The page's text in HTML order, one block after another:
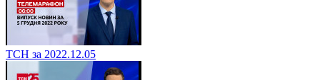
ТСН за 2022.12.05